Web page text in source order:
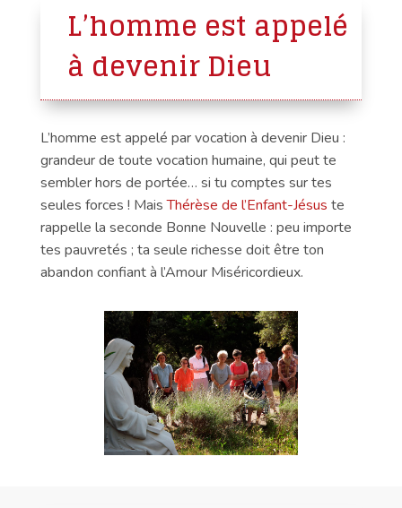
L’homme est appelé
à devenir Dieu
L’homme est appelé par vocation à devenir Dieu :
grandeur de toute vocation humaine, qui peut te
sembler hors de portée… si tu comptes sur tes
seules forces ! MaisThérèse de l’Enfant-Jésus te
rappelle la seconde Bonne Nouvelle : peu importe
tes pauvretés ; ta seule richesse doit être ton
abandon confiant à l’Amour Miséricordieux.